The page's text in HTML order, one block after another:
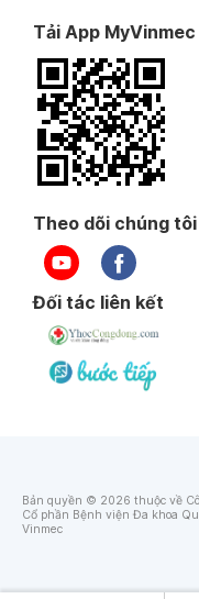
Tải App MyVinmec
Theo dõi chúng tôi
Đối tác liên kết
Bản quyền © 2026 thuộc về
Cổ phần Bệnh viện Đa khoa
Vinmec